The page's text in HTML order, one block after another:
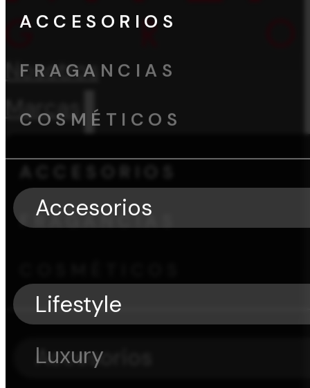
Nosotros
Marcas
ACCESORIOS
FRAGANCIAS
Accesorios
ACCESORIOS
FRAGANCIAS
COSMÉTICOS
Accesorios
Lifestyle
Luxury